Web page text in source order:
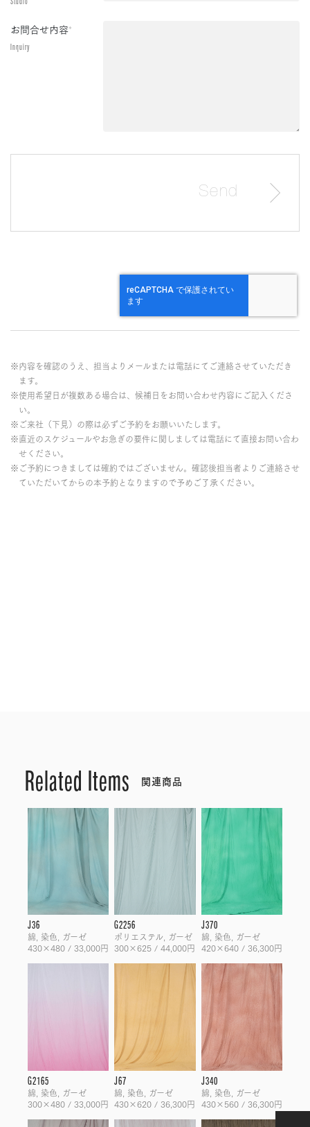
お問合せ内容*
Inquiry
※内容を確認のうえ、担当よりメールまたは電話にてご連絡させていただき
ます。
※使用希望日が複数ある場合は、候補日をお問い合わせ内容にご記入くださ
い。
※ご来社（下見）の際は必ずご予約をお願いいたします。
※直近のスケジュールやお急ぎの要件に関しましては電話にて直接お問い合わ
せください。
※ご予約につきましては確約ではございません。確認後担当者よりご連絡させ
ていただいてからの本予約となりますので予めご了承ください。
Related Items 関連商品
J36
綿, 染色, ガーゼ
430×480 / 33,000円
G2256
ポリエステル, ガーゼ
300×625 / 44,000円
J370
綿, 染色, ガーゼ
420×640 / 36,300円
G2165
綿, 染色, ガーゼ
300×480 / 33,000円
J67
綿, 染色, ガーゼ
430×620 / 36,300円
J340
綿, 染色, ガーゼ
430×560 / 36,300円